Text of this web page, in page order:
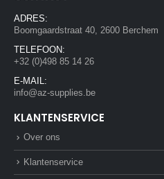
ADRES:
Boomgaardstraat 40, 2600 Berchem
TELEFOON:
+32 (0)498 85 14 26
E-MAIL:
info@az-supplies.be
KLANTENSERVICE
Over ons
Klantenservice